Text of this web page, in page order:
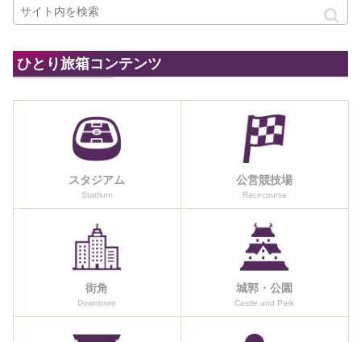
ひとり旅箱コンテンツ
スタジアム
Stadium
公営競技場
Racecourse
街角
Downtown
城郭・公園
Castle and Park